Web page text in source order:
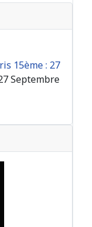
15ème : 27
Septembre